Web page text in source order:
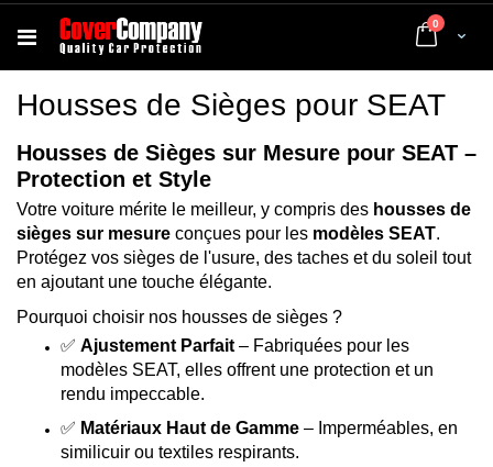
Cart
0 articles
Housses de Sièges pour SEAT
Housses de Sièges sur Mesure pour SEAT –
Protection et Style
Votre voiture mérite le meilleur, y compris des housses de
sièges sur mesure conçues pour les modèles SEAT.
Protégez vos sièges de l'usure, des taches et du soleil tout
en ajoutant une touche élégante.
Pourquoi choisir nos housses de sièges ?
✅ Ajustement Parfait – Fabriquées pour les
modèles SEAT, elles offrent une protection et un
rendu impeccable.
✅ Matériaux Haut de Gamme – Imperméables, en
similicuir ou textiles respirants.